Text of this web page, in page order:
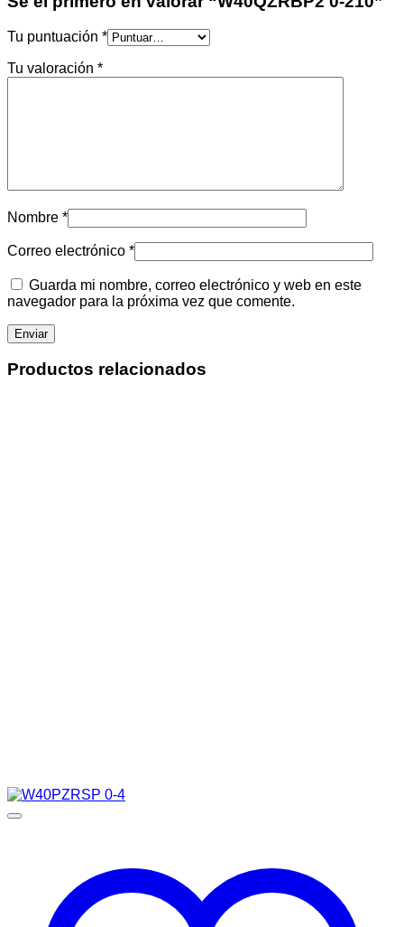
Tu puntuación *
Tu valoración *
Nombre *
Correo electrónico *
Guarda mi nombre, correo electrónico y web en este
navegador para la próxima vez que comente.
Productos relacionados